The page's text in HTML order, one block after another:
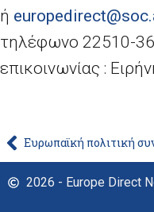
ή europedirect@soc.
τηλέφωνο 22510-
επικοινωνίας :
2026 - Europe Direct